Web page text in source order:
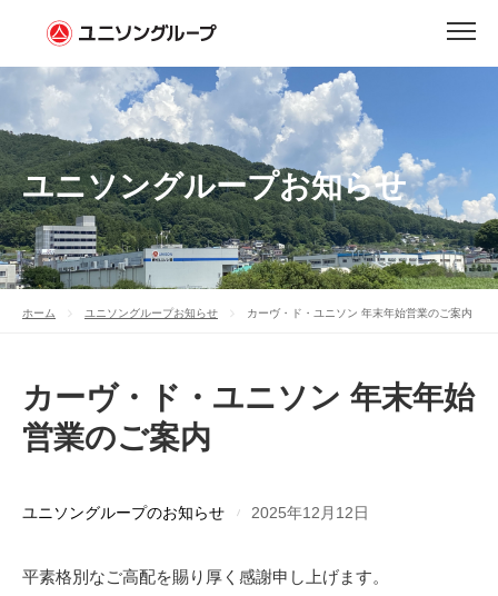
ユニソングループお知らせ
ホーム ユニソングループお知らせ カーヴ・ド・ユニソン 年末年始営業のご案内
カーヴ・ド・ユニソン 年末年始
営業のご案内
ユニソングループのお知らせ 2025年12月12日
平素格別なご高配を賜り厚く感謝申し上げます。